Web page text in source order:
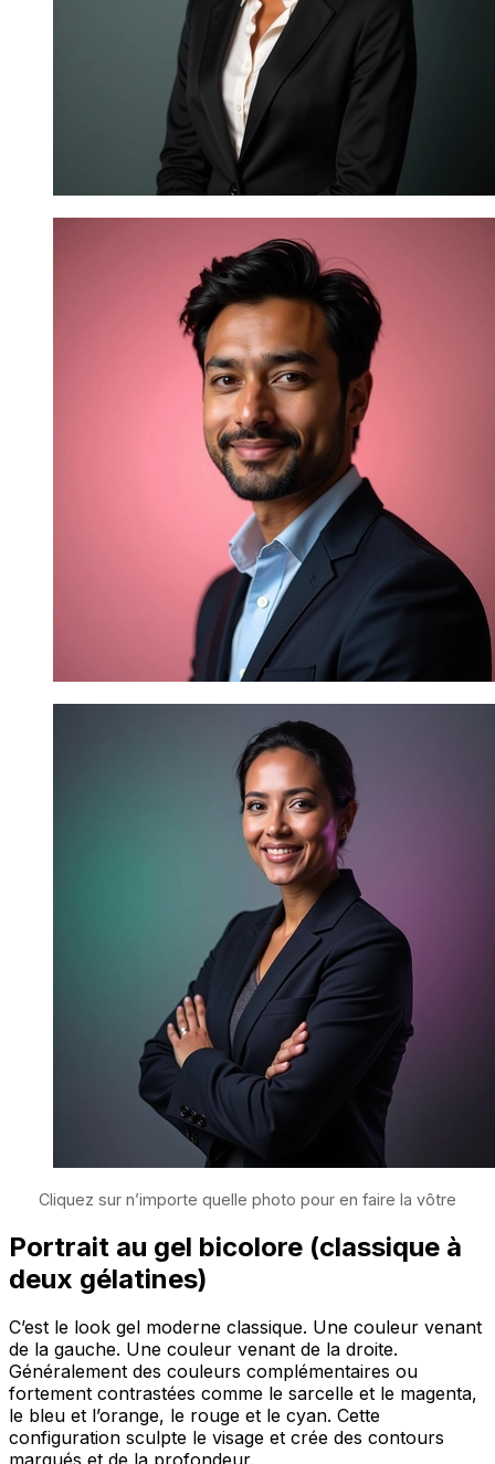
Cliquez sur n’importe quelle photo pour en faire la vôtre
Portrait au gel bicolore (classique à
deux gélatines)
C’est le look gel moderne classique. Une couleur venant
de la gauche. Une couleur venant de la droite.
Généralement des couleurs complémentaires ou
fortement contrastées comme le sarcelle et le magenta,
le bleu et l’orange, le rouge et le cyan. Cette
configuration sculpte le visage et crée des contours